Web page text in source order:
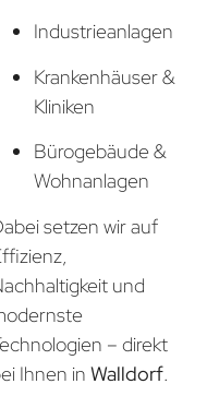
Industrieanlagen
Krankenhäuser &
Kliniken
Bürogebäude &
Wohnanlagen
setzen wir auf
und
– direkt
Ihnen in Walldorf.